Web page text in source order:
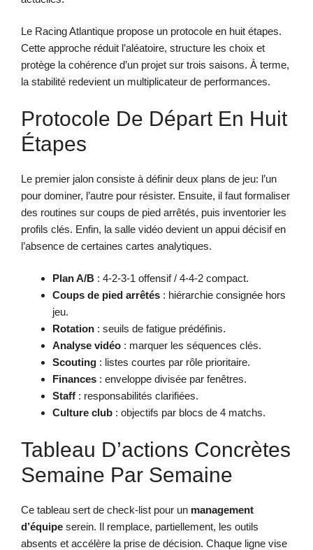
Le Racing Atlantique propose un protocole en huit étapes.
Cette approche réduit l’aléatoire, structure les choix et
protège la cohérence d’un projet sur trois saisons. À terme,
la stabilité redevient un multiplicateur de performances.
Protocole De Départ En Huit
Étapes
Le premier jalon consiste à définir deux plans de jeu: l’un
pour dominer, l’autre pour résister. Ensuite, il faut formaliser
des routines sur coups de pied arrêtés, puis inventorier les
profils clés. Enfin, la salle vidéo devient un appui décisif en
l’absence de certaines cartes analytiques.
Plan A/B : 4-2-3-1 offensif / 4-4-2 compact.
Coups de pied arrêtés : hiérarchie consignée hors
jeu.
Rotation : seuils de fatigue prédéfinis.
Analyse vidéo : marquer les séquences clés.
Scouting : listes courtes par rôle prioritaire.
Finances : enveloppe divisée par fenêtres.
Staff : responsabilités clarifiées.
Culture club : objectifs par blocs de 4 matchs.
Tableau D’actions Concrètes
Semaine Par Semaine
Ce tableau sert de check-list pour un management
d’équipe serein. Il remplace, partiellement, les outils
absents et accélère la prise de décision. Chaque ligne vise